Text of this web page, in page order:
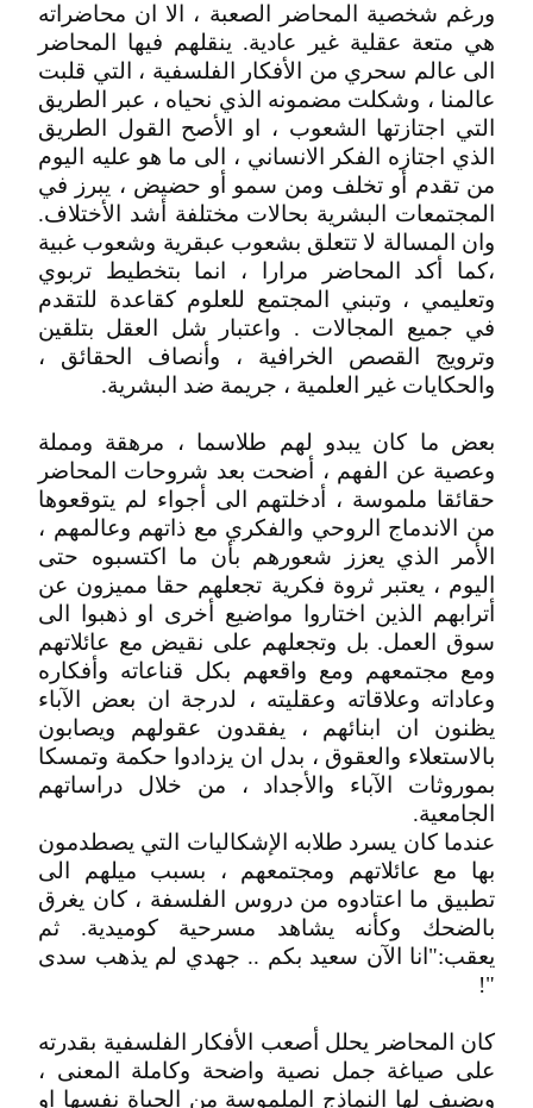
ورغم شخصية المحاضر الصعبة ، الا ان محاضراته
هي متعة عقلية غير عادية. ينقلهم فيها المحاضر
الى عالم سحري من الأفكار الفلسفية ، التي قلبت
عالمنا ، وشكلت مضمونه الذي نحياه ، عبر الطريق
التي اجتازتها الشعوب ، او الأصح القول الطريق
الذي اجتازه الفكر الانساني ، الى ما هو عليه اليوم
من تقدم أو تخلف ومن سمو أو حضيض ، يبرز في
المجتمعات البشرية بحالات مختلفة أشد الأختلاف.
وان المسالة لا تتعلق بشعوب عبقرية وشعوب غبية
،كما أكد المحاضر مرارا ، انما بتخطيط تربوي
وتعليمي ، وتبني المجتمع للعلوم كقاعدة للتقدم
في جميع المجالات . واعتبار شل العقل بتلقين
وترويج القصص الخرافية ، وأنصاف الحقائق ،
والحكايات غير العلمية ، جريمة ضد البشرية.
بعض ما كان يبدو لهم طلاسما ، مرهقة ومملة
وعصية عن الفهم ، أضحت بعد شروحات المحاضر
حقائقا ملموسة ، أدخلتهم الى أجواء لم يتوقعوها
من الاندماج الروحي والفكري مع ذاتهم وعالمهم ،
الأمر الذي يعزز شعورهم بأن ما اكتسبوه حتى
اليوم ، يعتبر ثروة فكرية تجعلهم حقا مميزون عن
أترابهم الذين اختاروا مواضيع أخرى او ذهبوا الى
سوق العمل. بل وتجعلهم على نقيض مع عائلاتهم
ومع مجتمعهم ومع واقعهم بكل قناعاته وأفكاره
وعاداته وعلاقاته وعقليته ، لدرجة ان بعض الآباء
يظنون ان ابنائهم ، يفقدون عقولهم ويصابون
بالاستعلاء والعقوق ، بدل ان يزدادوا حكمة وتمسكا
بموروثات الآباء والأجداد ، من خلال دراساتهم
الجامعية.
عندما كان يسرد طلابه الإشكاليات التي يصطدمون
بها مع عائلاتهم ومجتمعهم ، بسبب ميلهم الى
تطبيق ما اعتادوه من دروس الفلسفة ، كان يغرق
بالضحك وكأنه يشاهد مسرحية كوميدية. ثم
يعقب:"انا الآن سعيد بكم .. جهدي لم يذهب سدى
"!
كان المحاضر يحلل أصعب الأفكار الفلسفية بقدرته
على صياغة جمل نصية واضحة وكاملة المعنى ،
ويضيف لها النماذج الملموسة من الحياة نفسها او